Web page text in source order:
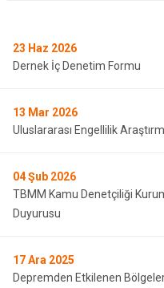
23 Haz 2026
Dernek İç Denetim Formu
13 Mar 2026
Uluslararası Engellilik
04Şub 2026
TBMM Kamu Denetçiliği
Duyurusu
17Ara 2025
Depremden Etkilenen